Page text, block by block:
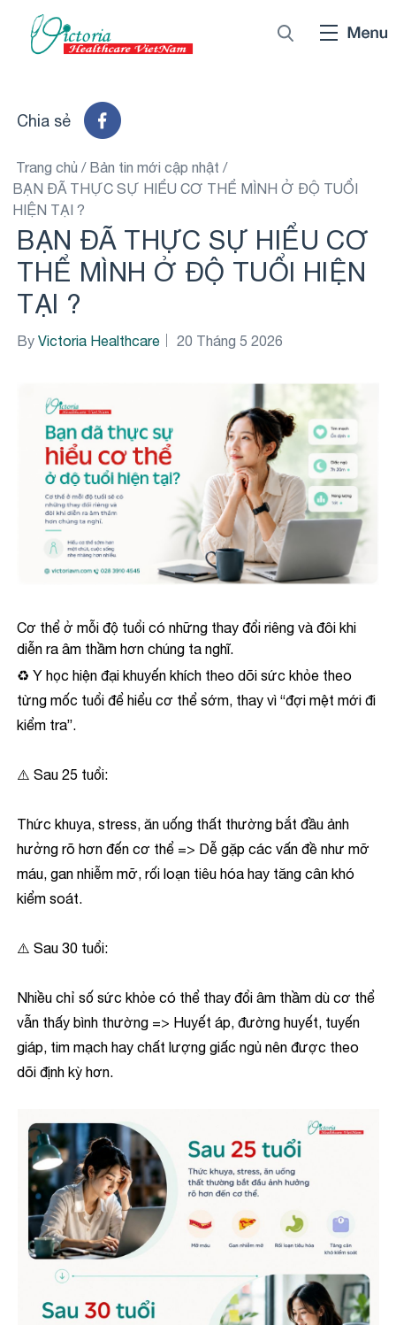
Chia sẻ
Trang chủ /Bản tin mới cập nhật /
BẠN ĐÃ THỰC SỰ HIỂU CƠ THỂ MÌNH Ở ĐỘ TUỔI
HIỆN TẠI ?
BẠN ĐÃ THỰC SỰ HIỂU CƠ
THỂ MÌNH Ở ĐỘ TUỔI HIỆN
TẠI ?
ByVictoria Healthcare 20 Tháng 5 2026
Cơ thể ở mỗi độ tuổi có những thay đổi riêng và đôi khi
diễn ra âm thầm hơn chúng ta nghĩ.
♻️ Y học hiện đại khuyến khích theo dõi sức khỏe theo
từng mốc tuổi để hiểu cơ thể sớm, thay vì “đợi mệt mới đi
kiểm tra”.
⚠️ Sau 25 tuổi:
Thức khuya, stress, ăn uống thất thường bắt đầu ảnh
hưởng rõ hơn đến cơ thể => Dễ gặp các vấn đề như mỡ
máu, gan nhiễm mỡ, rối loạn tiêu hóa hay tăng cân khó
kiểm soát.
⚠️ Sau 30 tuổi:
Nhiều chỉ số sức khỏe có thể thay đổi âm thầm dù cơ thể
vẫn thấy bình thường => Huyết áp, đường huyết, tuyến
giáp, tim mạch hay chất lượng giấc ngủ nên được theo
dõi định kỳ hơn.